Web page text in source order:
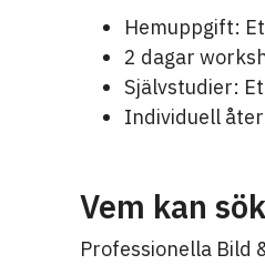
Hemuppgift:
2 dagar
Självstudier:
Individuell
Vem kan
Professionella Bild